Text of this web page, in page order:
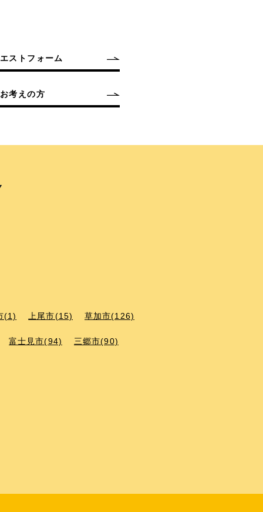
ストフォーム
考えの方
(1) 上尾市(15) 草加市(126)
富士見市(94) 三郷市(90)